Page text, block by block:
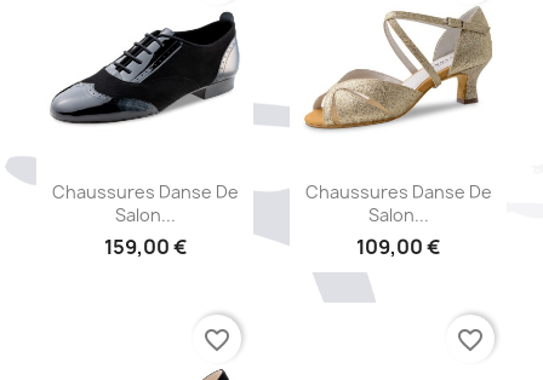
Aperçu rapide
Chaussures Danse De
Salon...
159,00 €
Aperçu rapide
Chaussures Danse De
Salon...
109,00 €
favorite_border favorite_border